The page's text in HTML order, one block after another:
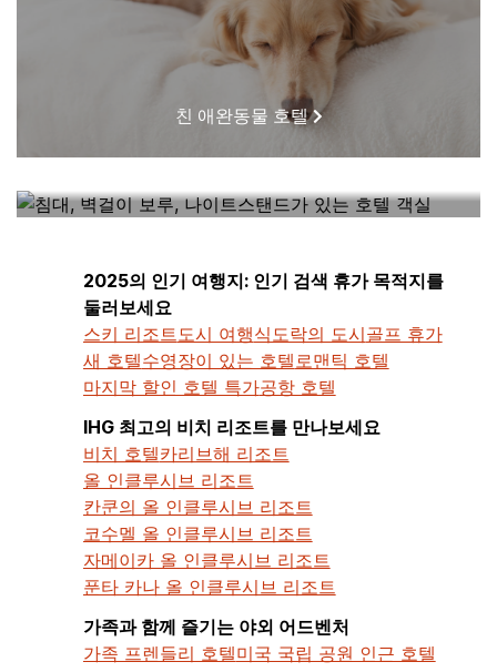
친 애완동물 호텔
2025의 인기 여행지: 인기 검색 휴가 목적지를
둘러보세요
스키 리조트 도시 여행식도락의 도시골프 휴가
새 호텔수영장이 있는 호텔 로맨틱 호텔
마지막 할인 호텔 특가공항 호텔
IHG 최고의 비치 리조트를 만나보세요
비치 호텔카리브해 리조트
올 인클루시브 리조트
칸쿤의 올 인클루시브 리조트
코수멜 올 인클루시브 리조트
자메이카 올 인클루시브 리조트
푼타 카나 올 인클루시브 리조트
가족과 함께 즐기는 야외 어드벤처
가족 프렌들리 호텔미국 국립 공원 인근 호텔